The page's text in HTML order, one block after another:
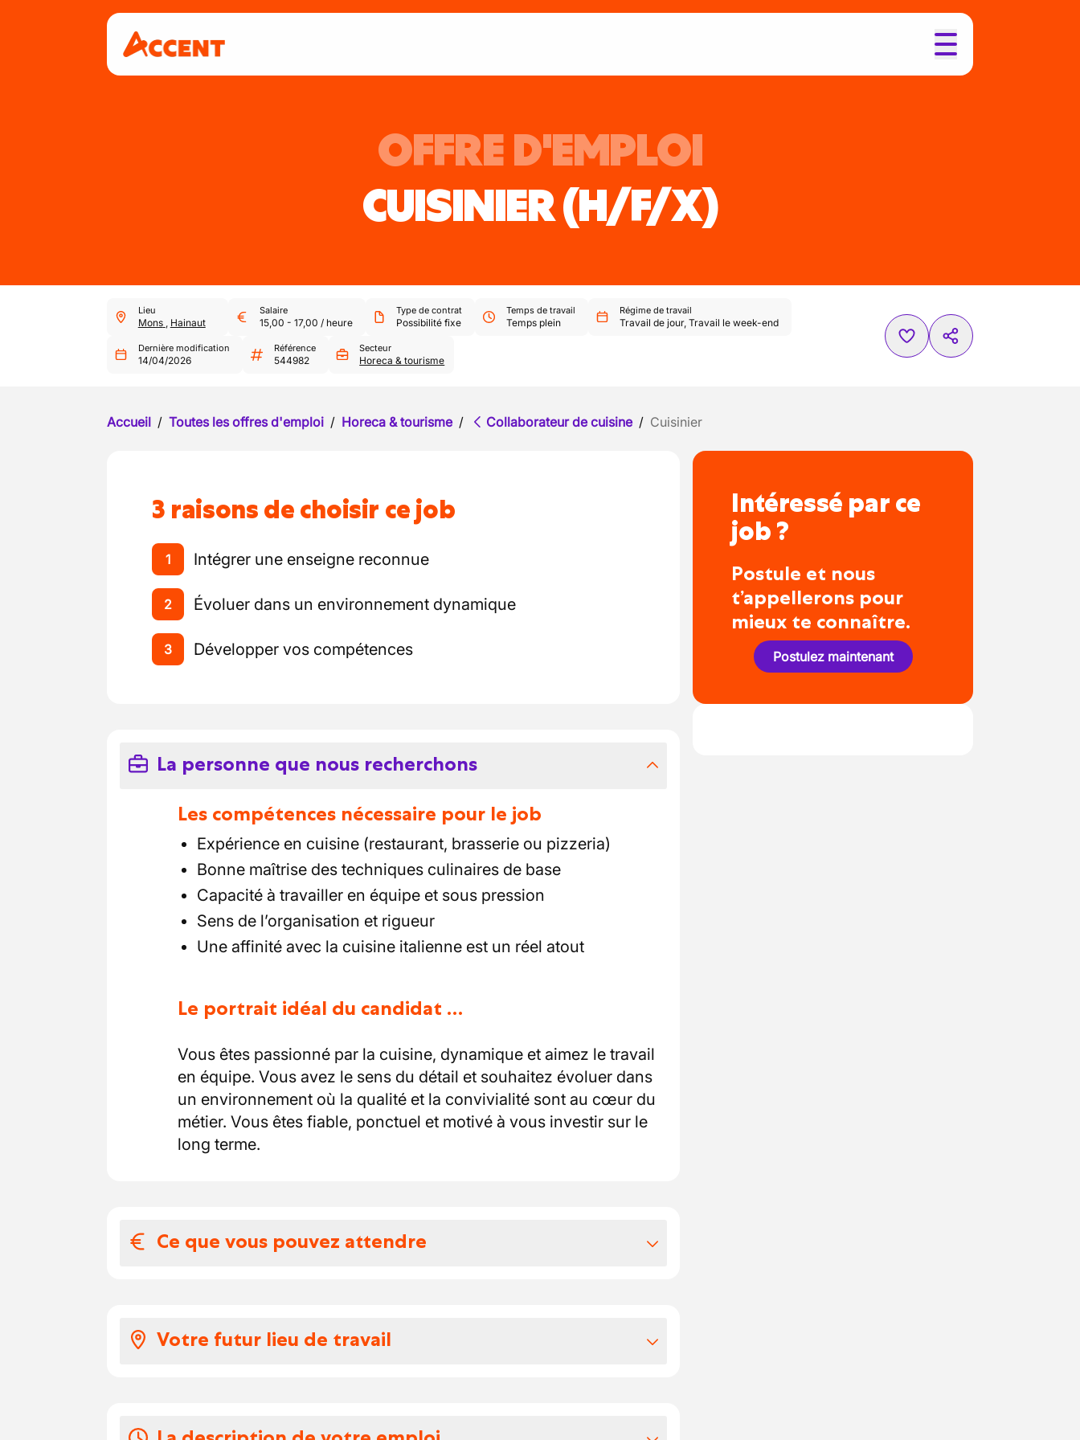
OFFRE D'EMPLOI
CUISINIER(H/F/X)
Lieu
Mons , Hainaut
Salaire
15,00 - 17,00 / heure
Type de contrat
Possibilité fixe
Temps de travail
Temps plein
Régime de travail
Travail de jour, Travail le week-end
Dernière modification
14/04/2026
Référence
544982
Secteur
Horeca & tourisme
Accueil / Toutes les offres d'emploi / Horeca & tourisme / Collaborateur de cuisine / Cuisinier
3 raisons de choisir ce job
1 Intégrer une enseigne reconnue
2 Évoluer dans un environnement dynamique
3 Développer vos compétences
La personne que nous recherchons
Les compétences nécessaire pour le job
Expérience en cuisine (restaurant, brasserie ou pizzeria)
Bonne maîtrise des techniques culinaires de base
Capacité à travailler en équipe et sous pression
Sens de l’organisation et rigueur
Une affinité avec la cuisine italienne est un réel atout
Le portrait idéal du candidat …
Vous êtes passionné par la cuisine, dynamique et aimez le travail
en équipe. Vous avez le sens du détail et souhaitez évoluer dans
un environnement où la qualité et la convivialité sont au cœur du
métier. Vous êtes fiable, ponctuel et motivé à vous investir sur le
long terme.
Ce que vous pouvez attendre
Selon votre expérience, votre salaire se situe entre 15 et 17
Vos congés
Votre futur lieu de travail
est conviviale, rythmée par le service et orientée satisfaction
Intéressé par ce
job ?
Postule et nous
t’appellerons pour
mieux te connaître.
Postulez maintenant